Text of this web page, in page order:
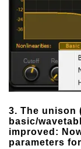
3. The unison
basic/
improved:
parameters